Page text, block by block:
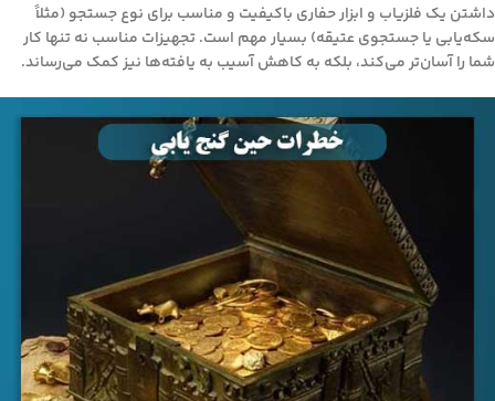
داشتن یک فلزیاب و ابزار حفاری باکیفیت و مناسب برای نوع جستجو (مثلاً
سکه‌یابی یا جستجوی عتیقه) بسیار مهم است. تجهیزات مناسب نه تنها کار
شما را آسان‌تر می‌کند، بلکه به کاهش آسیب به یافته‌ها نیز کمک می‌رساند.